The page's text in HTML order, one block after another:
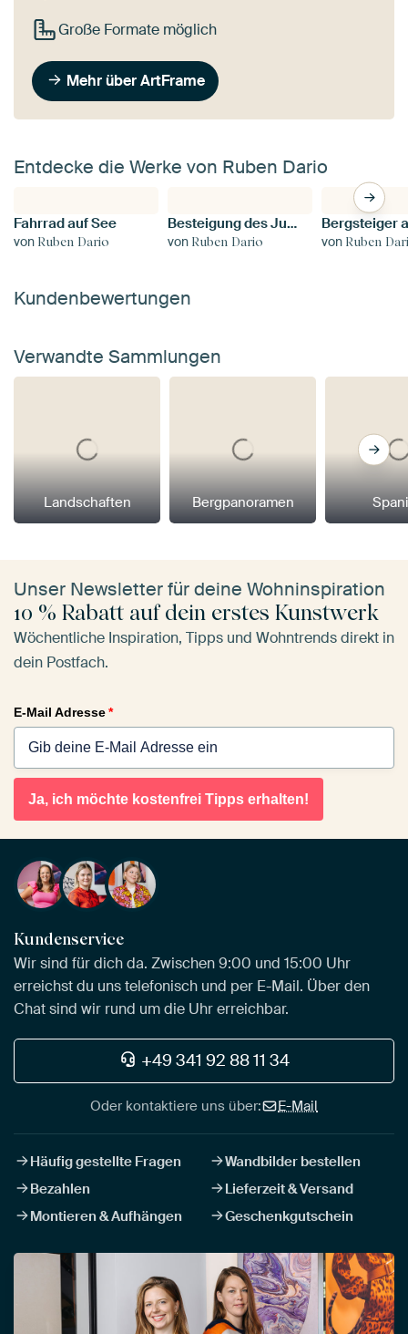
Große Formate möglich
Mehr über ArtFrame
Entdecke die Werke von Ruben Dario
Fahrrad auf See
von Ruben Dario
Besteigung des Jubiläumsgrates, Zugspitze.
von Ruben Dario von Ruben
Kundenbewertungen
Verwandte Sammlungen
Landschaften Bergpanoramen
Unser Newsletter für deine Wohninspiration
10 % Rabatt auf dein erstes Kunstwerk
Wöchentliche Inspiration, Tipps und Wohntrends direkt in
dein Postfach.
E-Mail Adresse*
Ja, ich möchte kostenfrei Tipps erhalten!
Kundenservice
Wir sind für dich da. Zwischen 9:00 und 15:00 Uhr
erreichst du uns telefonisch und per E-Mail. Über den
Chat sind wir rund um die Uhr erreichbar.
+49 341 92 88 11 34
Oder kontaktiere uns über: E-Mail
Häufig gestellte Fragen
Wandbilder bestellen
Bezahlen
Lieferzeit & Versand
Montieren & Aufhängen
Geschenkgutschein